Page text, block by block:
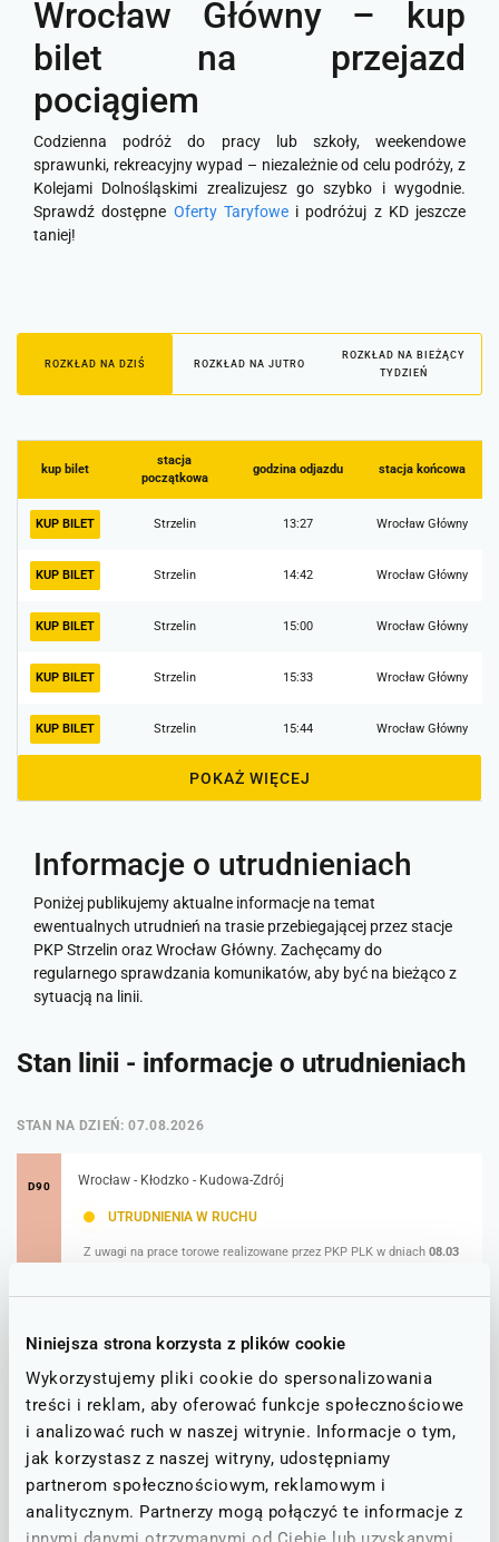
Niniejsza strona korzysta z plików cookie
Wykorzystujemy pliki cookie do spersonalizowania
treści i reklam, aby oferować funkcje społecznościowe
i analizować ruch w naszej witrynie. Informacje o tym,
jak korzystasz z naszej witryny, udostępniamy
partnerom społecznościowym, reklamowym i
analitycznym. Partnerzy mogą połączyć te informacje z
Wrocław Główny – kup
bilet na przejazd
pociągiem
Codzienna podróż do pracy lub szkoły, weekendowe
sprawunki, rekreacyjny wypad – niezależnie od celu podróży, z
Kolejami Dolnośląskimi zrealizujesz go szybko i wygodnie.
Sprawdź dostępne Oferty Taryfowei podróżuj z KD jeszcze
taniej!
ROZKŁAD NA DZIŚ ROZKŁAD NA JUTRO
ROZKŁAD NA BIEŻĄCY
TYDZIEŃ
stacja
początkowa
godzina odjazdu stacja końcowa
kup bilet
Strzelin 13:27 Wrocław Główny
KUP BILET
Strzelin 14:42 Wrocław Główny
KUP BILET
Strzelin 15:00 Wrocław Główny
KUP BILET
Strzelin 15:33 Wrocław Główny
KUP BILET
Strzelin 15:44 Wrocław Główny
KUP BILET
POKAŻ WIĘCEJ
Informacje o utrudnieniach
Poniżej publikujemy aktualne informacje na temat
ewentualnych utrudnień na trasie przebiegającej przez stacje
PKP Strzelin oraz Wrocław Główny. Zachęcamy do
regularnego sprawdzania komunikatów, aby być na bieżąco z
sytuacją na linii.
Stan linii - informacje o utrudnieniach
STAN NA DZIEŃ: 07.08.2026
D90 Wrocław - Kłodzko - Kudowa-Zdrój
Z uwagi na prace torowe realizowane przez PKP PLK w dniach 08.03
Szczegóły w tabeli rozkładów jazdy
tabelą rozkładu jazdy.
Za utrudnienia przepraszamy.
UTRUDNIENIA W RUCHU
Rozkład jazdy Strzelin-
Wrocław Główny